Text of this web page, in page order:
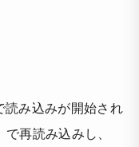
読み込みが開始され
再読み込みし、